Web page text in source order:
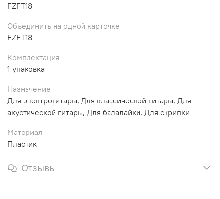
FZFT18
Объединить на одной карточке
FZFT18
Комплектация
1 упаковка
Назначение
Для электрогитары, Для классической гитары, Для
акустической гитары, Для балалайки, Для скрипки
Материал
Пластик
Отзывы